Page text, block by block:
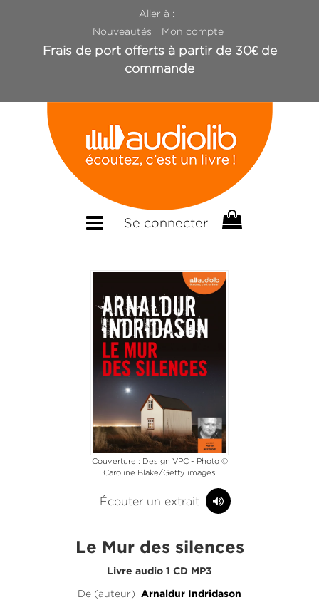
Aller à :
Nouveautés
Mon compte
Frais de port offerts à partir de 30€ de
commande
Se connecter
Couverture : Design VPC - Photo ©
Caroline Blake/Getty images
Écouter un extrait
Le Mur des silences
Livre audio 1 CD MP3
De (auteur) Arnaldur Indridason